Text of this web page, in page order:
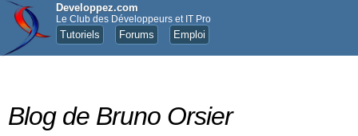
Developpez.com
Le Club des Développeurs et IT Pro
Tutoriels Forums Emploi
Blog de Bruno Orsier